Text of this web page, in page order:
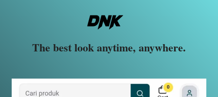
The best look anytime, anywhere.